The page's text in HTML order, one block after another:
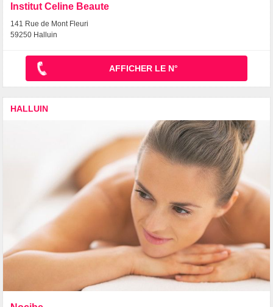
Institut Celine Beaute
141 Rue de Mont Fleuri
59250 Halluin
AFFICHER LE N°
HALLUIN